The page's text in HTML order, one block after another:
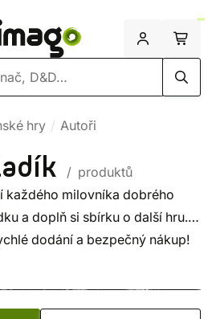
hry Autoři
/ produktů
každého milovníka dobrého
a doplň si sbírku o další hru.
dodání a bezpečný nákup!